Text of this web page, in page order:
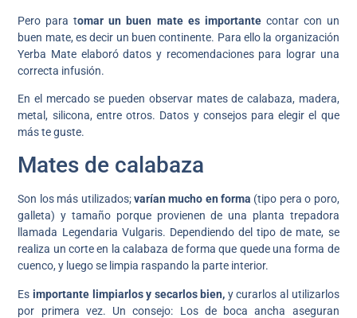
Pero para tomar un buen mate es importantecontar con un
buen mate, es decir un buen continente. Para ello la organización
Yerba Mate elaboró datos y recomendaciones para lograr una
correcta infusión.
En el mercado se pueden observar mates de calabaza, madera,
metal, silicona, entre otros. Datos y consejos para elegir el que
más te guste.
Mates de calabaza
Son los más utilizados;varían mucho en forma (tipo pera o poro,
galleta) y tamaño porque provienen de una planta trepadora
llamada Legendaria Vulgaris. Dependiendo del tipo de mate, se
realiza un corte en la calabaza de forma que quede una forma de
cuenco, y luego se limpia raspando la parte interior.
Es importante limpiarlos y secarlos bien, y curarlos al utilizarlos
por primera vez. Un consejo: Los de boca ancha aseguran